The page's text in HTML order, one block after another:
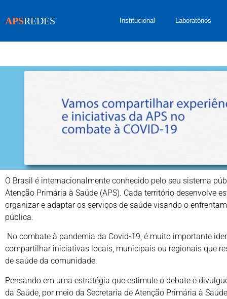
APSREDES Institucional Laboratórios
O Brasil é internacionalmente conhecido pelo seu sistema
Atenção Primária à Saúde (APS). Cada território desenvolve
organizar e adaptar os serviços de saúde visando o
pública.
No combate à pandemia da Covid-19, é muito importante
compartilhar iniciativas locais, municipais ou regionais que
de saúde da comunidade.
Pensando em uma estratégia que estimule o debate e
da Saúde, por meio da Secretaria de Atenção Primária à